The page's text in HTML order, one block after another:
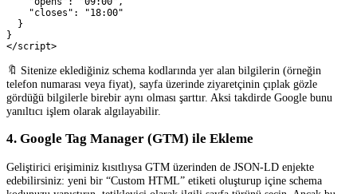
    "closes": "18:00"
  }
}
</script>
🔖 Sitenize eklediğiniz schema kodlarında yer alan bilgilerin (örneğin
telefon numarası veya fiyat), sayfa üzerinde ziyaretçinin çıplak gözle
gördüğü bilgilerle birebir aynı olması şarttır. Aksi takdirde Google bunu
yanıltıcı işlem olarak algılayabilir.
4. Google Tag Manager (GTM) ile Ekleme
Geliştirici erişiminiz kısıtlıysa GTM üzerinden de JSON-LD enjekte
edebilirsiniz: yeni bir “Custom HTML” etiketi oluşturup içine schema